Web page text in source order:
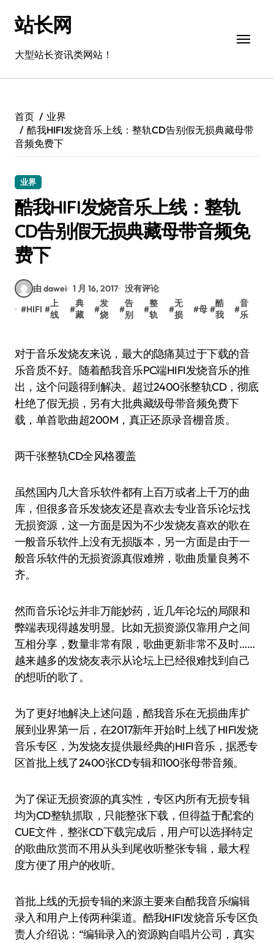
站长网
大型站长资讯类网站！
首页
业界
酷我HIFI发烧音乐上线：整轨CD告别假无损典藏母带
音频免费下
业界
酷我HIFI发烧音乐上线：整轨
CD告别假无损典藏母带音频免
费下
由 dawei 1 月 16, 2017 没有评论
#HIFI #
上
线
#
典
藏
#
发
烧
#
告
别
#
整
轨
#
无
损
#母 #
酷
我
#
音
乐
对于音乐发烧友来说，最大的隐痛莫过于下载的音
乐音质不好。随着酷我音乐PC端HIFI发烧音乐的推
出，这个问题得到解决。超过2400张整轨CD，彻底
杜绝了假无损，另有大批典藏级母带音频免费下
载，单首歌曲超200M，真正还原录音棚音质。
两千张整轨CD全风格覆盖
虽然国内几大音乐软件都有上百万或者上千万的曲
库，但很多音乐发烧友还是喜欢去专业音乐论坛找
无损资源，这一方面是因为不少发烧友喜欢的歌在
一般音乐软件上没有无损版本，另一方面是由于一
般音乐软件的无损资源真假难辨，歌曲质量良莠不
齐。
然而音乐论坛并非万能妙药，近几年论坛的局限和
弊端表现得越发明显。比如无损资源仅靠用户之间
互相分享，数量非常有限，歌曲更新非常不及时……
越来越多的发烧友表示从论坛上已经很难找到自己
的想听的歌了。
为了更好地解决上述问题，酷我音乐在无损曲库扩
展到业界第一后，在2017新年开始时上线了HIFI发烧
音乐专区，为发烧友提供最经典的HIFI音乐，据悉专
区首批上线了2400张CD专辑和100张母带音频。
为了保证无损资源的真实性，专区内所有无损专辑
均为CD整轨抓取，只能整张下载，但得益于配套的
CUE文件，整张CD下载完成后，用户可以选择特定
的歌曲欣赏而不用从头到尾收听整张专辑，最大程
度方便了用户的收听。
首批上线的无损专辑的来源主要来自酷我音乐编辑
录入和用户上传两种渠道。酷我HIFI发烧音乐专区负
责人介绍说：“编辑录入的资源购自唱片公司，真实